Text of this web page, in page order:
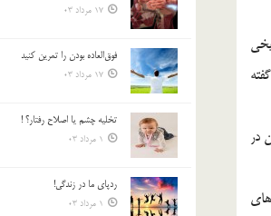
در
17 مرداد 03
فوق‌العاده بودن را تمرين كنيد
17 مرداد 03
تخليه چشم يا اصلاح رفتار؟ !
1 مرداد 03
ردپاى ما در زندگى!
1 مرداد 03